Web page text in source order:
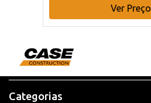
Ver Preço
Categorias